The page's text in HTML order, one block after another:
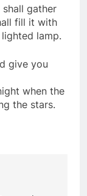
K22
shall gather
fill it with
lamp.
give you
when the
the stars.